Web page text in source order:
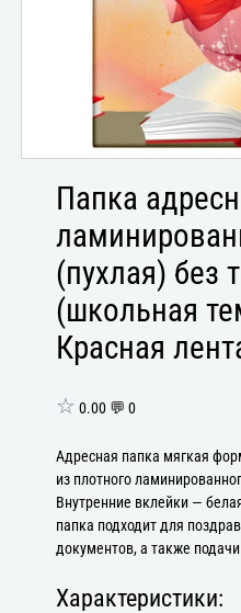
Папка
(пухлая) без
(школьная
Красная
☆ 0.00 💬 0
Адресная папка мягкая
из плотного
Внутренние вклейки —
папка подходит для
документов, а также
Характеристики: